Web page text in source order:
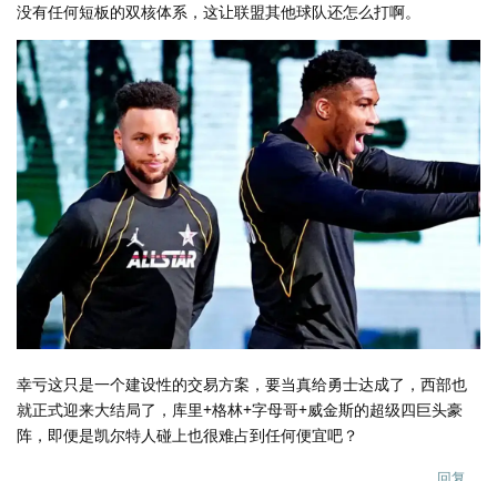
没有任何短板的双核体系，这让联盟其他球队还怎么打啊。
幸亏这只是一个建设性的交易方案，要当真给勇士达成了，西部也
就正式迎来大结局了，库里+格林+字母哥+威金斯的超级四巨头豪
阵，即便是凯尔特人碰上也很难占到任何便宜吧？